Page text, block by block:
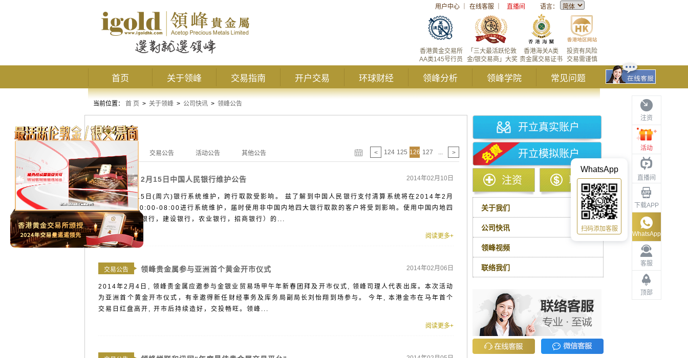
用户中心 在线客服 直播间 语言：
投资有风险
交易需谨慎
香港海关A类
贵金属交易证书
「三大最活跃伦敦
金/银交易商」大奖
香港黄金交易所
AA类145号行员
首页 关于领峰 交易指南 开户交易 环球财经 领峰分析 领峰学院 常见问题
注资
活动
直播间
下载APP
客服
顶部
WhatsApp
WhatsApp
扫码添加客服
当前位置： 首 页 > 关于领峰 > 公司快讯 > 领峰公告
领峰公告
交易公告 活动公告 其他公告 < 124 125 126 127 ... >
交易公告 2月15日中国人民银行维护公告 2014年02月10日
2014年2月15日(周六)银行系统维护，跨行取款受影响。 兹了解到中国人民银行支付清算系统将在2014年2月
15日(周六)00:00-08:00进行系统维护，届时使用非中国内地四大银行取款的客户将受到影响。使用中国内地四
大银行（工商银行，建设银行，农业银行，招商银行）的...
阅读更多+
交易公告 领峰贵金属参与亚洲首个黄金开市仪式 2014年02月06日
2014年2月4日, 领峰贵金属应邀参与金银业贸易场甲午年新春团拜及开市仪式, 领峰司理人代表出席。本次活动
为亚洲首个黄金开市仪式，有幸邀得新任财经事务及库务局副局长刘怡翔到场参与。 今年, 本港金市在马年首个
交易日红盘高开, 开市后持续造好，交投畅旺。领峰...
阅读更多+
开立真实账户
开立模拟账户
注资 取款
关于我们
公司快讯
领峰视频
联络我们